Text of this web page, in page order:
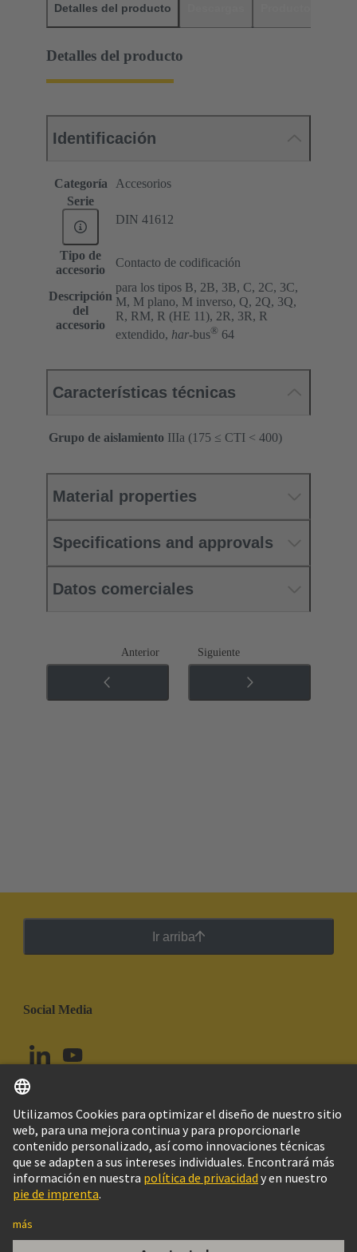
Detalles del producto
Detalles del producto
Identificación
Categoría
Accesorios
Serie
DIN 41612
Tipo de
accesorio
Contacto de codificación
Descripción
del
accesorio
para los tipos B, 2B, 3B, C, 2C, 3C,
M, M plano, M inverso, Q, 2Q, 3Q,
R, RM, R (HE 11), 2R, 3R, R
extendido, har-bus® 64
Características técnicas
Grupo de aislamiento IIIa (175 ≤ CTI < 400)
Material properties
Specifications and approvals
Datos comerciales
Anterior Siguiente
Ir arriba
Social Media
Chile Español
© Grupo Tecnológico HARTING
Imprint